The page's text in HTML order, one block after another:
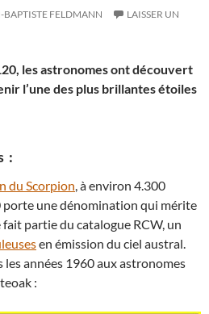
BAPTISTE FELDMANN
LAISSER UN
les astronomes ont découvert
l’une des plus brillantes étoiles
:
du Scorpion, à environ 4.300
porte une dénomination qui mérite
partie du catalogue RCW, un
en émission du ciel austral.
années 1960 aux astronomes
: